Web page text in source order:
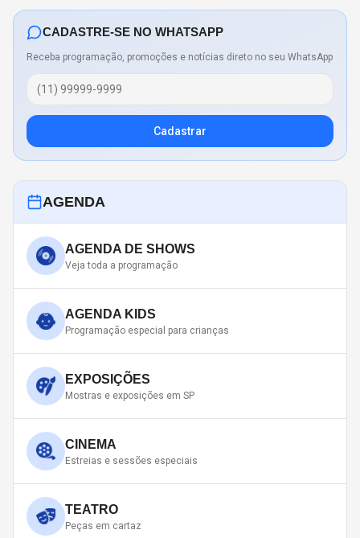
CADASTRE-SE NO WHATSAPP
Receba programação, promoções e notícias direto no seu WhatsApp
Cadastrar
AGENDA
AGENDA DE SHOWS
Veja toda a programação
AGENDA KIDS
Programação especial para crianças
EXPOSIÇÕES
Mostras e exposições em SP
CINEMA
Estreias e sessões especiais
TEATRO
Peças em cartaz